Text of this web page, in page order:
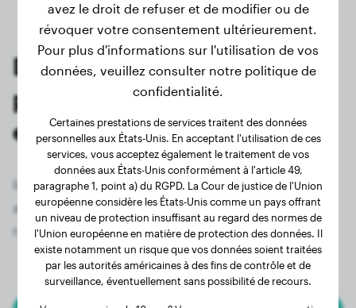
Dernières pesées des
propriétaires de Bichon
enregistrés
Inscrivez-vous maintenant gratuitement et
accédez à tous les 85 chiens enregistrés de la
race Bichon !
avez le droit de refuser et de modifier ou de
révoquer votre consentement ultérieurement.
Pour plus d'informations sur l'utilisation de vos
données, veuillez consulter notre politique de
confidentialité.
Certaines prestations de services traitent des données
personnelles aux États-Unis. En acceptant l'utilisation de ces
services, vous acceptez également le traitement de vos
données aux États-Unis conformément à l'article 49,
paragraphe 1, point a) du RGPD. La Cour de justice de l'Union
européenne considère les États-Unis comme un pays offrant
un niveau de protection insuffisant au regard des normes de
l'Union européenne en matière de protection des données. Il
existe notamment un risque que vos données soient traitées
par les autorités américaines à des fins de contrôle et de
surveillance, éventuellement sans possibilité de recours.